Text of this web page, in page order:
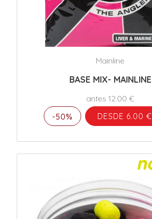
Mainline
BASE MIX- MAINLINE
antes 12.00 €
-50%
DESDE 6.00 €